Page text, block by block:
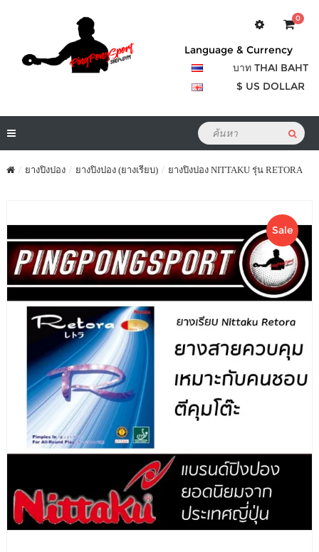
0
Language & Currency
บาท THAI BAHT
$ US DOLLAR
ยางปิงปอง ยางปิงปอง (ยางเรียบ) ยางปิงปอง NITTAKU รุ่น RETORA
Sale